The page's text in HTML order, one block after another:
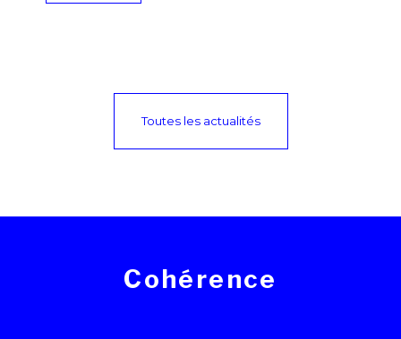
Toutes les actualités
Cohérence